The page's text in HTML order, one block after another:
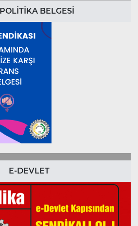
BELGESİ
E-DEVLET